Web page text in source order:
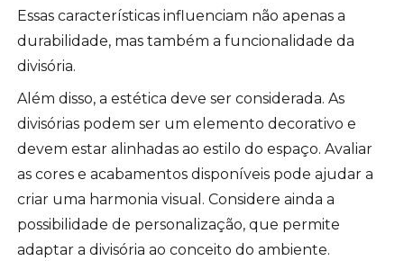
Essas características influenciam não apenas a
durabilidade, mas também a funcionalidade da
divisória.
Além disso, a estética deve ser considerada. As
divisórias podem ser um elemento decorativo e
devem estar alinhadas ao estilo do espaço. Avaliar
as cores e acabamentos disponíveis pode ajudar a
criar uma harmonia visual. Considere ainda a
possibilidade de personalização, que permite
adaptar a divisória ao conceito do ambiente.